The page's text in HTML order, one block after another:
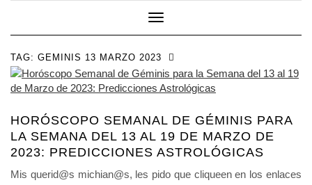
Toggle Navigation
TAG: GEMINIS 13 MARZO 2023
HORÓSCOPO SEMANAL DE GÉMINIS PARA
LA SEMANA DEL 13 AL 19 DE MARZO DE
2023: PREDICCIONES ASTROLÓGICAS
Mis querid@s michian@s, les pido que cliqueen en los enlaces